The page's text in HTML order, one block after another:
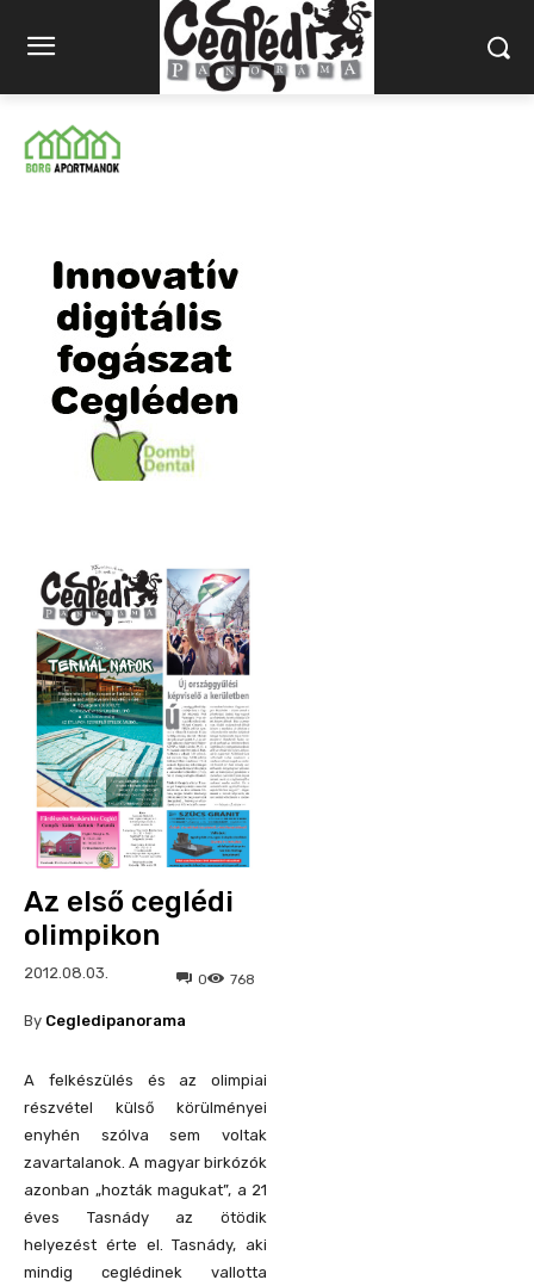
Az első ceglédi
olimpikon
2012.08.03. 768
0
By Cegledipanorama
A felkészülés és az olimpiai
részvétel külső körülményei
enyhén szólva sem voltak
zavartalanok. A magyar birkózók
azonban „hozták magukat”, a 21
éves Tasnády az ötödik
helyezést érte el. Tasnády, aki
mindig ceglédinek vallotta